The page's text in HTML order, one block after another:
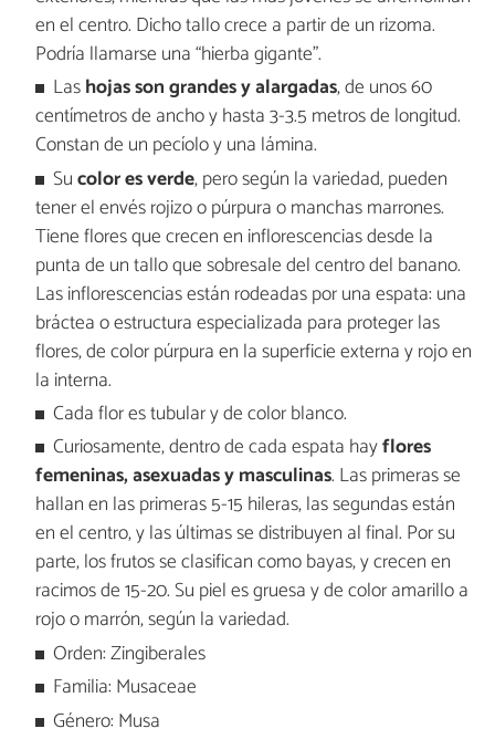
en el centro. Dicho tallo crece a partir de un rizoma.
Podría llamarse una “hierba gigante”.
Lashojas son grandes y alargadas, de unos 60
centímetros de ancho y hasta 3-3.5 metros de longitud.
Constan de un pecíolo y una lámina.
Sucolor es verde, pero según la variedad, pueden
tener el envés rojizo o púrpura o manchas marrones.
Tiene flores que crecen en inflorescencias desde la
punta de un tallo que sobresale del centro del banano.
Las inflorescencias están rodeadas por una espata: una
bráctea o estructura especializada para proteger las
flores, de color púrpura en la superficie externa y rojo en
la interna.
Cada flor es tubular y de color blanco.
Curiosamente, dentro de cada espata hayflores
femeninas, asexuadas y masculinas. Las primeras se
hallan en las primeras 5-15 hileras, las segundas están
en el centro, y las últimas se distribuyen al final. Por su
parte, los frutos se clasifican como bayas, y crecen en
racimos de 15-20. Su piel es gruesa y de color amarillo a
rojo o marrón, según la variedad.
Orden: Zingiberales
Familia: Musaceae
Género: Musa